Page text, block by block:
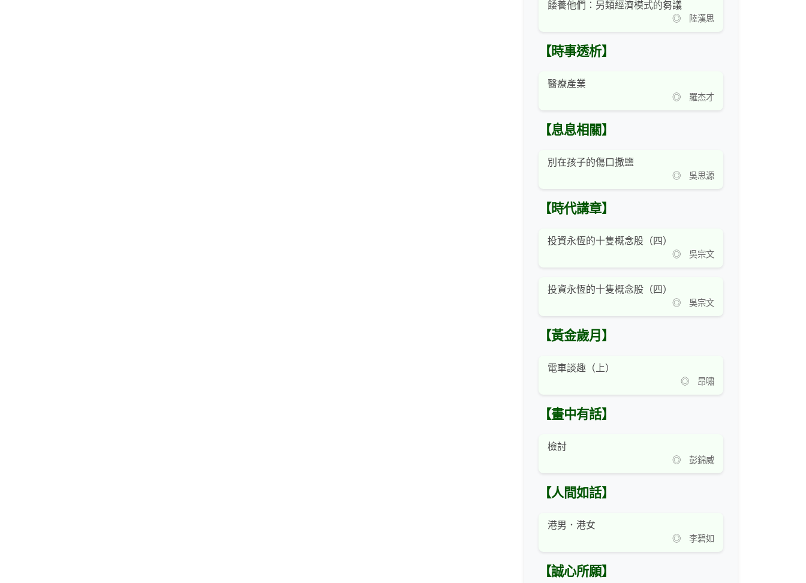
餧養他們：另類經濟模式的芻議
◎ 陸漢思
【時事透析】
醫療產業
◎ 羅杰才
【息息相關】
別在孩子的傷口撒鹽
◎ 吳思源
【時代講章】
投資永恆的十隻概念股（四）
◎ 吳宗文
投資永恆的十隻概念股（四）
◎ 吳宗文
【黃金歲月】
電車談趣（上）
◎ 昂嘯
【畫中有話】
檢討
◎ 彭錦威
【人間如話】
港男．港女
◎ 李碧如
【誠心所願】